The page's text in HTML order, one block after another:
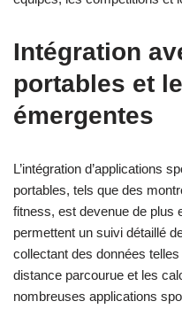
Intégration
portables et
émergentes
L’intégration d’applications
portables, tels que des
fitness, est devenue de plus
permettent un suivi détaillé
collectant des données
distance parcourue et les
nombreuses applications